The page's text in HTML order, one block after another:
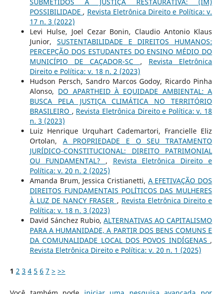
POSSIBILIDADE , Revista Eletrônica Direito e Política: v.
17 n. 3 (2022)
Levi Hulse, Joel Cezar Bonin, Claudio Antonio Klaus
Junior, SUSTENTABILIDADE E DIREITOS HUMANOS:
PERCEPÇÃO DOS ESTUDANTES DO ENSINO MÉDIO DO
MUNICÍPIO DE CAÇADOR-SC , Revista Eletrônica
Direito e Política: v. 18 n. 2 (2023)
Hudson Persch, Sandro Marcos Godoy, Ricardo Pinha
Alonso, DO APARTHEID À EQUIDADE AMBIENTAL: A
BUSCA PELA JUSTIÇA CLIMÁTICA NO TERRITÓRIO
BRASILEIRO , Revista Eletrônica Direito e Política: v. 18
n. 3 (2023)
Luiz Henrique Urquhart Cademartori, Francielle Eliz
Ortolan, A PROPRIEDADE E O SEU TRATAMENTO
JURÍDICO-CONSTITUCIONAL: DIREITO PATRIMONIAL
OU FUNDAMENTAL? , Revista Eletrônica Direito e
Política: v. 20 n. 2 (2025)
Amanda Brum, Jessica Cristianetti, A EFETIVAÇÃO DOS
DIREITOS FUNDAMENTAIS POLÍTICOS DAS MULHERES
À LUZ DE NANCY FRASER , Revista Eletrônica Direito e
Política: v. 18 n. 3 (2023)
David Sánchez Rubio,ALTERNATIVAS AO CAPITALISMO
PARA A HUMANIDADE, A PARTIR DOS BENS COMUNS E
DA COMUNALIDADE LOCAL DOS POVOS INDÍGENAS ,
Revista Eletrônica Direito e Política: v. 20 n. 1 (2025)
1 2 3 4 5 6 7 > >>